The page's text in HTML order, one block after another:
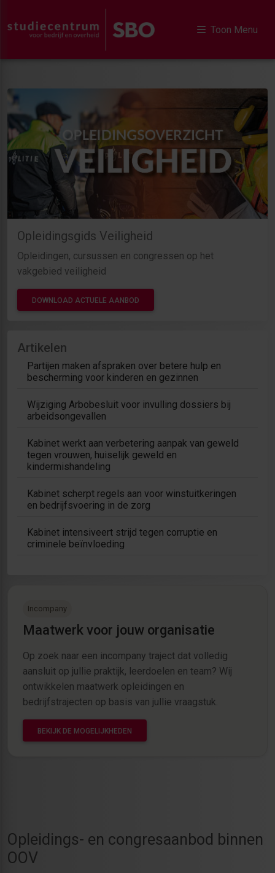
Toon Menu
Opleidingsgids Veiligheid
Opleidingen, cursussen en congressen op het
vakgebied veiligheid
DOWNLOAD ACTUELE AANBOD
Artikelen
Partijen maken afspraken over betere hulp en
bescherming voor kinderen en gezinnen
Wijziging Arbobesluit voor invulling dossiers bij
arbeidsongevallen
Kabinet werkt aan verbetering aanpak van geweld
tegen vrouwen, huiselijk geweld en
kindermishandeling
Kabinet scherpt regels aan voor winstuitkeringen
en bedrijfsvoering in de zorg
Kabinet intensiveert strijd tegen corruptie en
criminele beïnvloeding
Incompany
Maatwerk voor jouw organisatie
Op zoek naar een incompany traject dat volledig
aansluit op jullie praktijk, leerdoelen en team? Wij
ontwikkelen maatwerk opleidingen en
bedrijfstrajecten op basis van jullie vraagstuk.
BEKIJK DE MOGELIJKHEDEN
Opleidings- en congresaanbod binnen
OOV